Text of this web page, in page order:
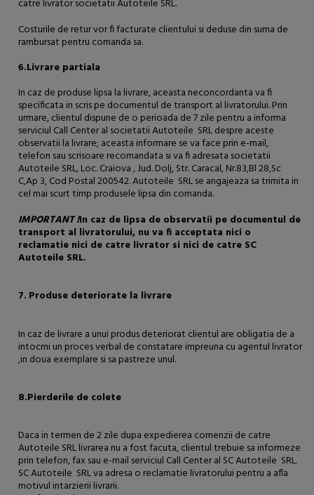
catre livrator societatii Autoteile SRL.
Costurile de retur vor fi facturate clientului si deduse din suma de
rambursat pentru comanda sa.
6.Livrare partiala
In caz de produse lipsa la livrare, aceasta neconcordanta va fi
specificata in scris pe documentul de transport al livratorului. Prin
urmare, clientul dispune de o perioada de 7 zile pentru a informa
serviciul Call Center al societatii Autoteile SRL despre aceste
observatii la livrare; aceasta informare se va face prin e-mail,
telefon sau scrisoare recomandata si va fi adresata societatii
Autoteile SRL, Loc. Craiova , Jud. Dolj, Str. Caracal, Nr.83,Bl 28,Sc
C,Ap 3, Cod Postal 200542. Autoteile SRL se angajeaza sa trimita in
cel mai scurt timp produsele lipsa din comanda.
IMPORTANT !In caz de lipsa de observatii pe documentul de
transport al livratorului, nu va fi acceptata nici o
reclamatie nici de catre livrator si nici de catre SC
Autoteile SRL.
7. Produse deteriorate la livrare
In caz de livrare a unui produs deteriorat clientul are obligatia de a
intocmi un proces verbal de constatare impreuna cu agentul livrator
,in doua exemplare si sa pastreze unul.
8.Pierderile de colete
Daca in termen de 2 zile dupa expedierea comenzii de catre
Autoteile SRL livrarea nu a fost facuta, clientul trebuie sa informeze
prin telefon, fax sau e-mail serviciul Call Center al SC Autoteile SRL.
SC Autoteile SRL va adresa o reclamatie livratorului pentru a afla
motivul intarzierii livrarii.